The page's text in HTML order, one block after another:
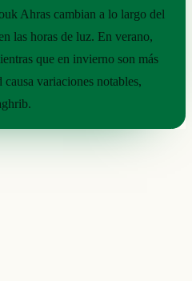
Ahras cambian a lo largo del
las horas de luz. En verano,
que en invierno son más
variaciones notables,